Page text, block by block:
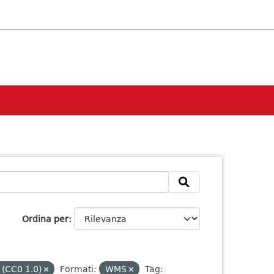
Ordina per
1.0) Formati: WMS Tag: